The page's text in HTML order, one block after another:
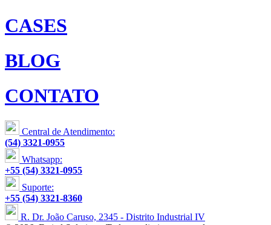
CASES
BLOG
CONTATO
Central de Atendimento:
(54) 3321-0955
Whatsapp:
+55 (54) 3321-0955
Suporte:
+55 (54) 3321-8360
R. Dr. João Caruso, 2345 - Distrito Industrial IV